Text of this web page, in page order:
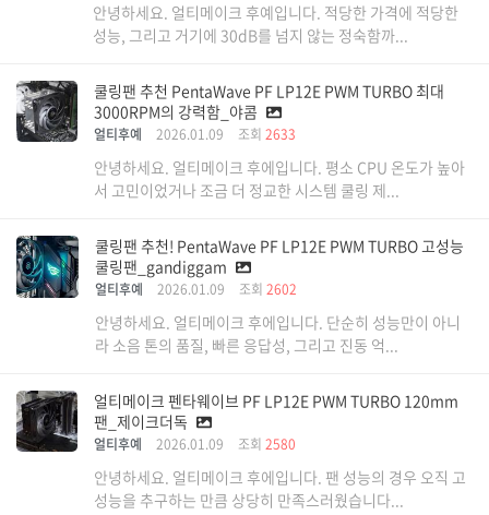
안녕하세요. 얼티메이크 후예입니다. 적당한 가격에 적당한
성능, 그리고 거기에 30dB를 넘지 않는 정숙함까...
쿨링팬 추천 PentaWave PF LP12E PWM TURBO 최대
3000RPM의 강력함_야콤
얼티후예 2026.01.09 조회 2633
안녕하세요. 얼티메이크 후에입니다. 평소 CPU 온도가 높아
서 고민이었거나 조금 더 정교한 시스템 쿨링 제...
쿨링팬 추천! PentaWave PF LP12E PWM TURBO 고성능
쿨링팬_gandiggam
얼티후예 2026.01.09 조회 2602
안녕하세요. 얼티메이크 후에입니다. 단순히 성능만이 아니
라 소음 톤의 품질, 빠른 응답성, 그리고 진동 억...
얼티메이크 펜타웨이브 PF LP12E PWM TURBO 120mm
팬_제이크더독
얼티후예 2026.01.09 조회 2580
안녕하세요. 얼티메이크 후에입니다. 팬 성능의 경우 오직 고
성능을 추구하는 만큼 상당히 만족스러웠습니다...